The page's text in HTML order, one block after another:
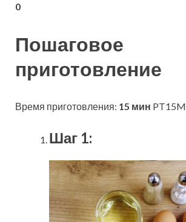
0
Пошаговое
приготовление
Время приготовления: 15 мин PT15M
Шаг 1: